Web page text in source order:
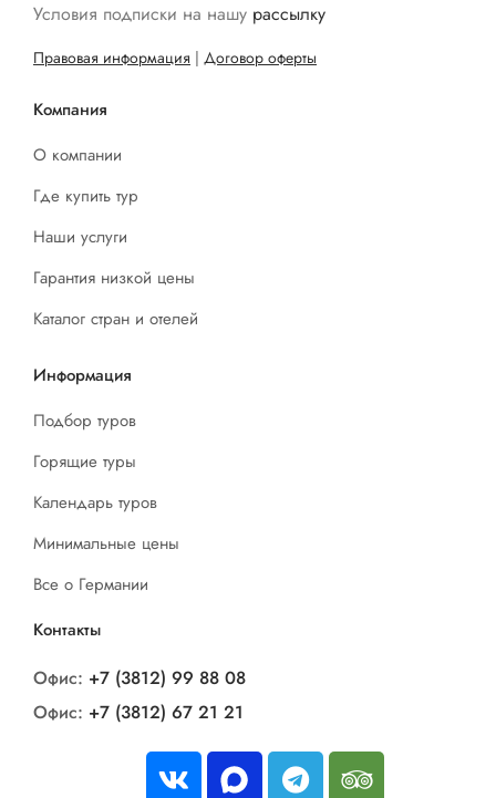
Условия подписки на нашу рассылку
Правовая информация | Договор оферты
Компания
О компании
Где купить тур
Наши услуги
Гарантия низкой цены
Каталог стран и отелей
Информация
Подбор туров
Горящие туры
Календарь туров
Минимальные цены
Все о Германии
Контакты
Офис: +7 (3812) 99 88 08
Офис: +7 (3812) 67 21 21